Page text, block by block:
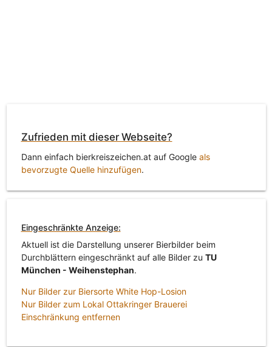
Zufrieden mit dieser Webseite?
Dann einfach bierkreiszeichen.at auf Google als
bevorzugte Quelle hinzufügen.
Eingeschränkte Anzeige:
Aktuell ist die Darstellung unserer Bierbilder beim
Durchblättern eingeschränkt auf alle Bilder zu TU
München - Weihenstephan.
Nur Bilder zur Biersorte White Hop-Losion
Nur Bilder zum Lokal Ottakringer Brauerei
Einschränkung entfernen